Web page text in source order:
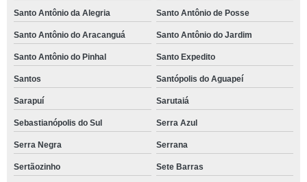
Santo Antônio da Alegria Santo Antônio de Posse
Santo Antônio do Aracanguá Santo Antônio do Jardim
Santo Antônio do Pinhal Santo Expedito
Santos Santópolis do Aguapeí
Sarapuí Sarutaiá
Sebastianópolis do Sul Serra Azul
Serra Negra Serrana
Sertãozinho Sete Barras